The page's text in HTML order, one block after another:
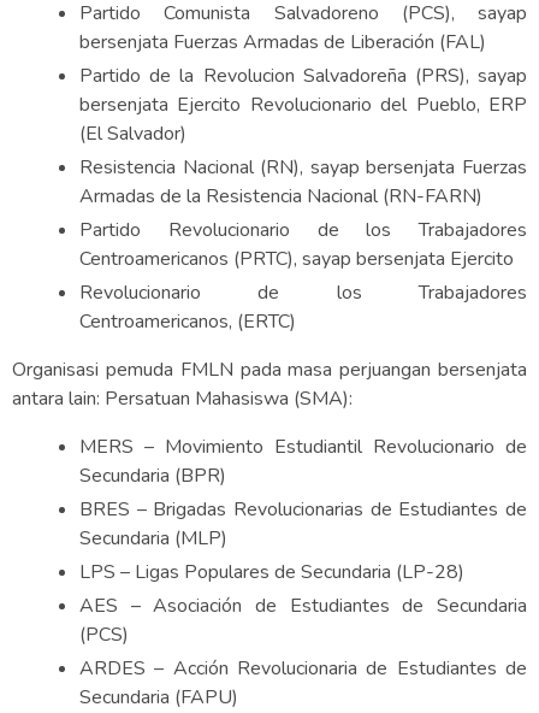
Partido Comunista Salvadoreno (PCS), sayap
bersenjata Fuerzas Armadas de Liberación (FAL)
Partido de la Revolucion Salvadoreña (PRS), sayap
bersenjata Ejercito Revolucionario del Pueblo, ERP
(El Salvador)
Resistencia Nacional (RN), sayap bersenjata Fuerzas
Armadas de la Resistencia Nacional (RN-FARN)
Partido Revolucionario de los Trabajadores
Centroamericanos (PRTC), sayap bersenjata Ejercito
Revolucionario de los Trabajadores
Centroamericanos, (ERTC)
Organisasi pemuda FMLN pada masa perjuangan bersenjata
antara lain: Persatuan Mahasiswa (SMA):
MERS – Movimiento Estudiantil Revolucionario de
Secundaria (BPR)
BRES – Brigadas Revolucionarias de Estudiantes de
Secundaria (MLP)
LPS – Ligas Populares de Secundaria (LP-28)
AES – Asociación de Estudiantes de Secundaria
(PCS)
ARDES – Acción Revolucionaria de Estudiantes de
Secundaria (FAPU)